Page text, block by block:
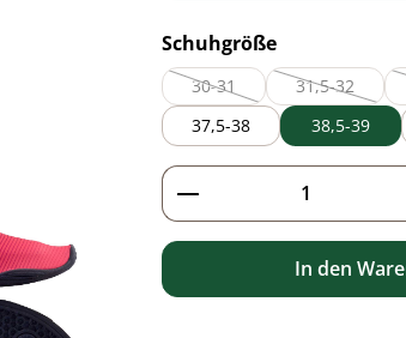
Schuhgrößeauswählen
30-31
(Diese Option ist zurzeit
31,5-32
(Diese
37,5-38
38,5-39
Produkt Anzahl:
In den